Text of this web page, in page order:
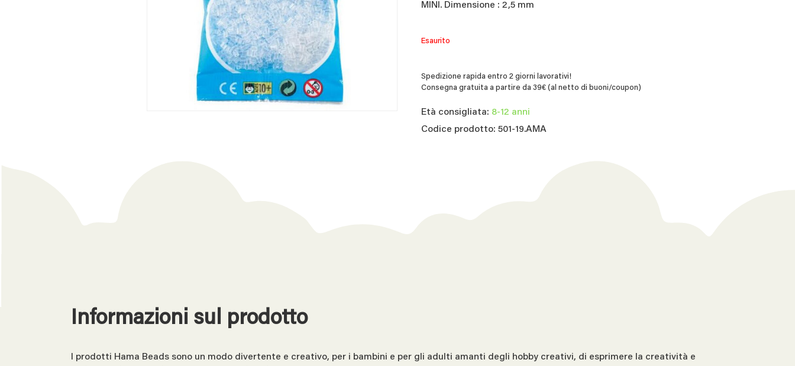
MINI. Dimensione : 2,5 mm
Esaurito
Spedizione rapida entro 2 giorni lavorativi!
Consegna gratuita a partire da 39€ (al netto di buoni/coupon)
Età consigliata: 8-12 anni
Codice prodotto: 501-19.AMA
Informazioni sul prodotto
I prodotti Hama Beads sono un modo divertente e creativo, per i bambini e per gli adulti amanti degli hobby creativi, di esprimere la creatività e